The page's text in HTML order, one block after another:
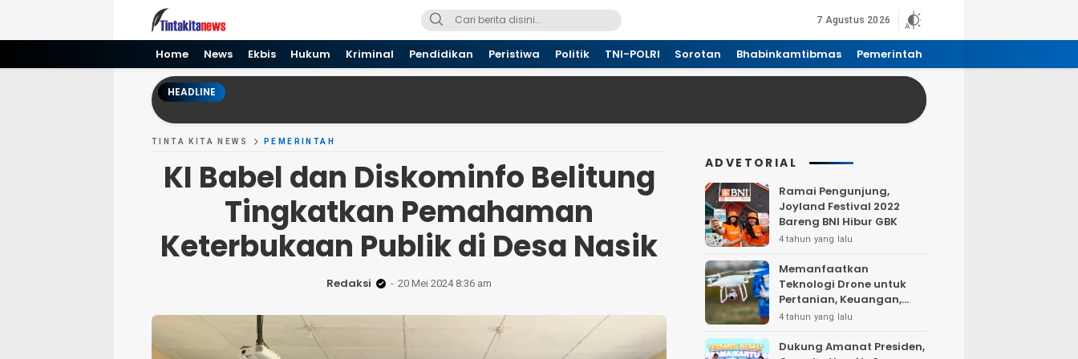
Tinta kita News
Informasi Terkini
7 Agustus 2026
Home News Ekbis Hukum Kriminal Pendidikan Peristiwa Politik TNI-POLRI Sorotan Bhabinkamtibmas Pemerintah
HEADLINE
TINTA KITA NEWS PEMERINTAH
KI Babel dan Diskominfo Belitung
Tingkatkan Pemahaman
Keterbukaan Publik di Desa Nasik
Redaksi 20 Mei 2024 8:36 am
ADVETORIAL
Ramai Pengunjung,
Joyland Festival 2022
Bareng BNI Hibur GBK
4 tahun yang lalu
Memanfaatkan
Teknologi Drone untuk
Pertanian, Keuangan,
Pertambangan, Real
Telekomunikasi.
4 tahun yang lalu
Dukung Amanat Presiden,